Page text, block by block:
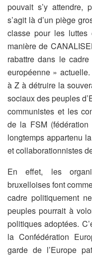
pouvait s’y attendre,
s’agit là d’un piège
classe pour les luttes
manière de
rabattre dans le
européenne »
à Z à détruire la
sociaux des peuples
communistes et les
de la FSM
longtemps appartenu
et collaborationnistes
En effet, les
bruxelloises font
cadre politiquement
peuples pourrait à
politiques adoptées.
la Confédération
garde de l’Europe